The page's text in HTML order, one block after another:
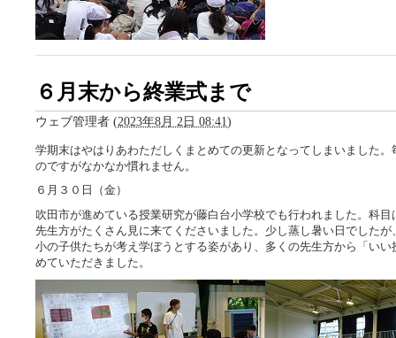
６月末から終業式まで
ウェブ管理者 (2023年8月 2日 08:41)
学期末はやはりあわただしくまとめての更新となってしまいました。
のですがなかなか慣れません。
６月３０日（金）
吹田市が進めている授業研究が藤白台小学校でも行われました。科
先生方がたくさん見に来てくださいました。少し蒸し暑い日でしたが
小の子供たちが考え学ぼうとする姿があり、多くの先生方から「いい
めていただきました。